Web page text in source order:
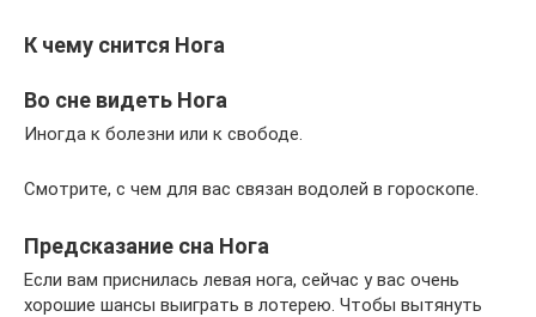
К чему снится Нога
Во сне видеть Нога
Иногда к болезни или к свободе.
Смотрите, с чем для вас связан водолей в гороскопе.
Предсказание сна Нога
Если вам приснилась левая нога, сейчас у вас очень
хорошие шансы выиграть в лотерею. Чтобы вытянуть